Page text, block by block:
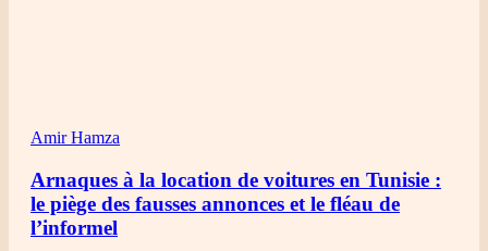
Amir Hamza
Arnaques à la location de voitures en Tunisie :
le piège des fausses annonces et le fléau de
l’informel